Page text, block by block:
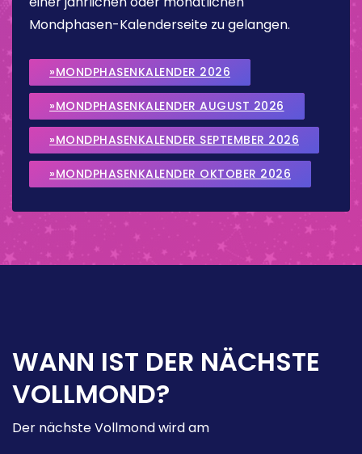
Mondphasen-Kalenderseite zu gelangen.
»MONDPHASENKALENDER 2026
»MONDPHASENKALENDER AUGUST 2026
»MONDPHASENKALENDER SEPTEMBER 2026
»MONDPHASENKALENDER OKTOBER 2026
WANN IST DER NÄCHSTE
VOLLMOND?
Der nächste Vollmond wird am